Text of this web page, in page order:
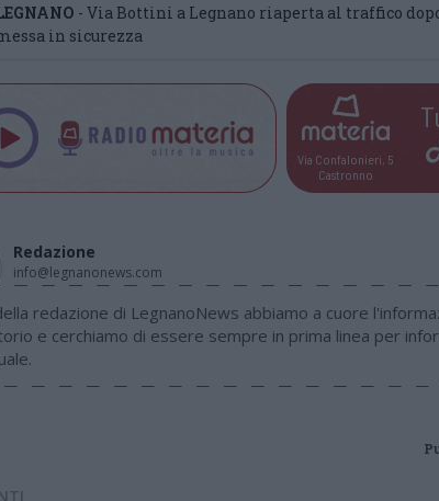
- Via Bottini a Legnano riaperta al traffico
in sicurezza
Via Confalonieri, 5
Castronno
Redazione
info@legnanonews.com
redazione di LegnanoNews abbiamo a cuore
e cerchiamo di essere sempre in prima linea per